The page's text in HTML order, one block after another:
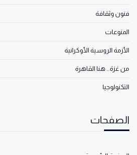
فنون وثقافة
المنوعات
الأزمة الروسية الأوكرانية
من غزة.. هنا القاهرة
التكنولوجيا
الصفحات